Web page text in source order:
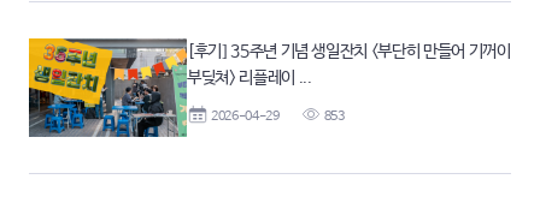
[후기] 35주년 기념 생일잔치 <부단히 만들어 기꺼이
부딪쳐> 리플레이 ...
2026-04-29 853